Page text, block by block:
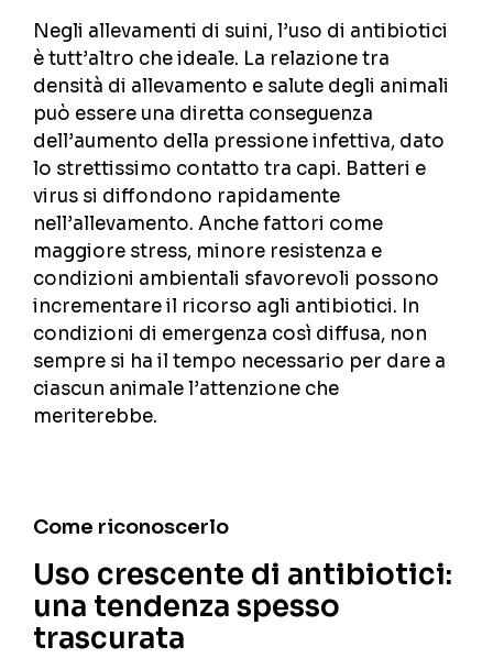
Negli allevamenti di suini, l’uso di antibiotici
è tutt’altro che ideale. La relazione tra
densità di allevamento e salute degli animali
può essere una diretta conseguenza
dell’aumento della pressione infettiva, dato
lo strettissimo contatto tra capi. Batteri e
virus si diffondono rapidamente
nell’allevamento. Anche fattori come
maggiore stress, minore resistenza e
condizioni ambientali sfavorevoli possono
incrementare il ricorso agli antibiotici. In
condizioni di emergenza così diffusa, non
sempre si ha il tempo necessario per dare a
ciascun animale l’attenzione che
meriterebbe.
Come riconoscerlo
Uso crescente di antibiotici:
una tendenza spesso
trascurata